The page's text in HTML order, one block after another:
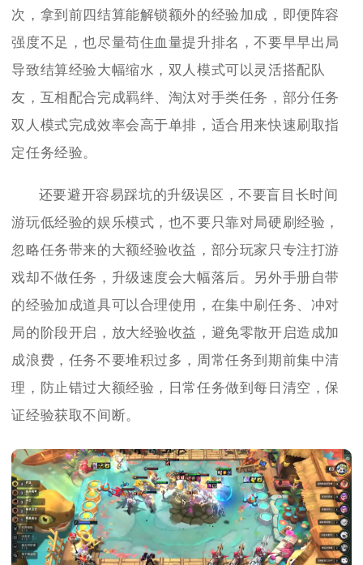
次，拿到前四结算能解锁额外的经验加成，即便阵容
强度不足，也尽量苟住血量提升排名，不要早早出局
导致结算经验大幅缩水，双人模式可以灵活搭配队
友，互相配合完成羁绊、淘汰对手类任务，部分任务
双人模式完成效率会高于单排，适合用来快速刷取指
定任务经验。
还要避开容易踩坑的升级误区，不要盲目长时间
游玩低经验的娱乐模式，也不要只靠对局硬刷经验，
忽略任务带来的大额经验收益，部分玩家只专注打游
戏却不做任务，升级速度会大幅落后。另外手册自带
的经验加成道具可以合理使用，在集中刷任务、冲对
局的阶段开启，放大经验收益，避免零散开启造成加
成浪费，任务不要堆积过多，周常任务到期前集中清
理，防止错过大额经验，日常任务做到每日清空，保
证经验获取不间断。